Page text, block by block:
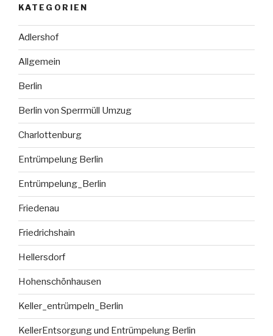
KATEGORIEN
Adlershof
Allgemein
Berlin
Berlin von Sperrmüll Umzug
Charlottenburg
Entrümpelung Berlin
Entrümpelung_Berlin
Friedenau
Friedrichshain
Hellersdorf
Hohenschönhausen
Keller_entrümpeln_Berlin
KellerEntsorgung und Entrümpelung Berlin